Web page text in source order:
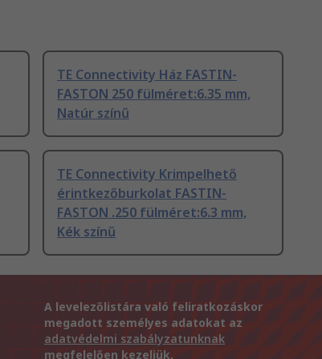
TE Connectivity Ház FASTIN-
FASTON 250 fülméret:6.35 mm,
Natúr színű
TE Connectivity Krimpelhető
érintkezőburkolat FASTIN-
FASTON .250 fülméret:6.3 mm,
Kék színű
A levelezőlistára való feliratkozáskor
megadott személyes adatokat az
adatvédelmi szabályzatunknak
megfelelően kezeljük.